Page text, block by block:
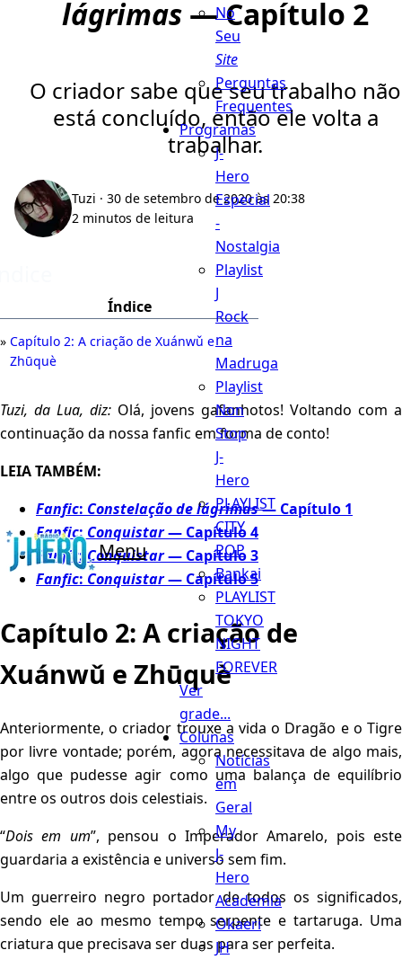
Menu
No
Seu
Site
Perguntas
Frequentes
Programas
J-
Hero
Especial
-
Nostalgia
Playlist
J
Rock
na
Madruga
Playlist
Non
Stop
J-
Hero
PLAYLIST
CITY
POP
Bankai
PLAYLIST
TOKYO
NIGHT
FOREVER
Ver
grade...
Colunas
Notícias
em
Geral
My
J-
Hero
Academia
Okaeri
JH
lágrimas — Capítulo 2
O criador sabe que seu trabalho não
está concluído, então ele volta a
trabalhar.
Tuzi · 30 de setembro de 2020 às 20:38
2 minutos de leitura
Índice
Capítulo 2: A criação de Xuánwǔ e
Zhūquè
Tuzi, da Lua, diz: Olá, jovens gafanhotos! Voltando com a
continuação da nossa fanfic em forma de conto!
LEIA TAMBÉM:
Fanfic: Constelação de lágrimas— Capítulo 1
Fanfic:Conquistar— Capítulo 4
Fanfic:Conquistar— Capítulo 3
Fanfic: Conquistar— Capítulo 5
Capítulo 2: A criação de
Xuánwǔ e Zhūquè
Anteriormente, o criador trouxe a vida o Dragão e o Tigre
por livre vontade; porém, agora necessitava de algo mais,
algo que pudesse agir como uma balança de equilíbrio
entre os outros dois celestiais.
“Dois em um”, pensou o Imperador Amarelo, pois este
guardaria a existência e universo sem fim.
Um guerreiro negro portador de todos os significados,
sendo ele ao mesmo tempo serpente e tartaruga. Uma
criatura que precisava ser duas para ser perfeita.